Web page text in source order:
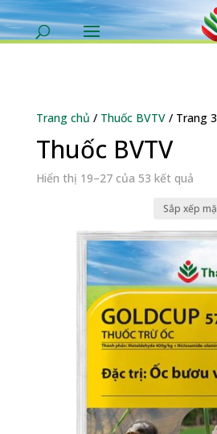
Trang chủ / Thuốc BVTV/ Trang 3
Thuốc BVTV
Hiển thị 19–27 của 53 kết quả